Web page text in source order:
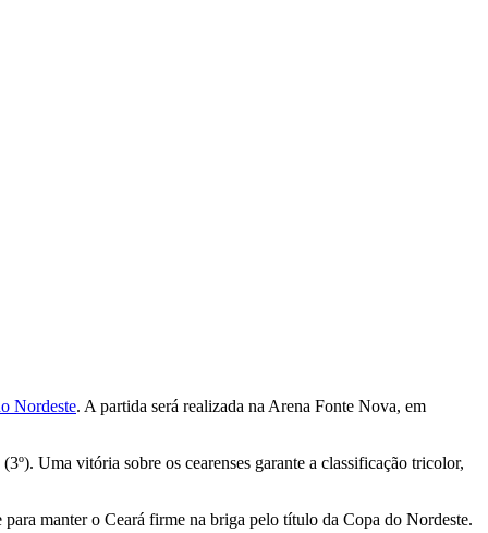
Nordeste. A partida será realizada na Arena Fonte Nova, em
Uma vitória sobre os cearenses garante a classificação tricolor,
manter o Ceará firme na briga pelo título da Copa do Nordeste.